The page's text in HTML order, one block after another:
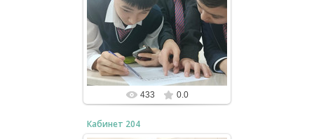
03.11.2024
Неделя информатики 2023
bzfar77
433 0.0
Кабинет 204